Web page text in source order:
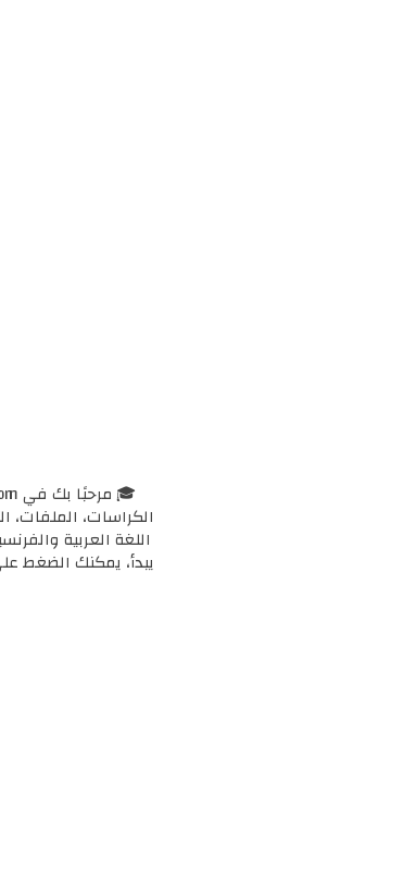
الكراسات، الملفات،
اللغة العربية
يبدأ، يمكنك الضغط